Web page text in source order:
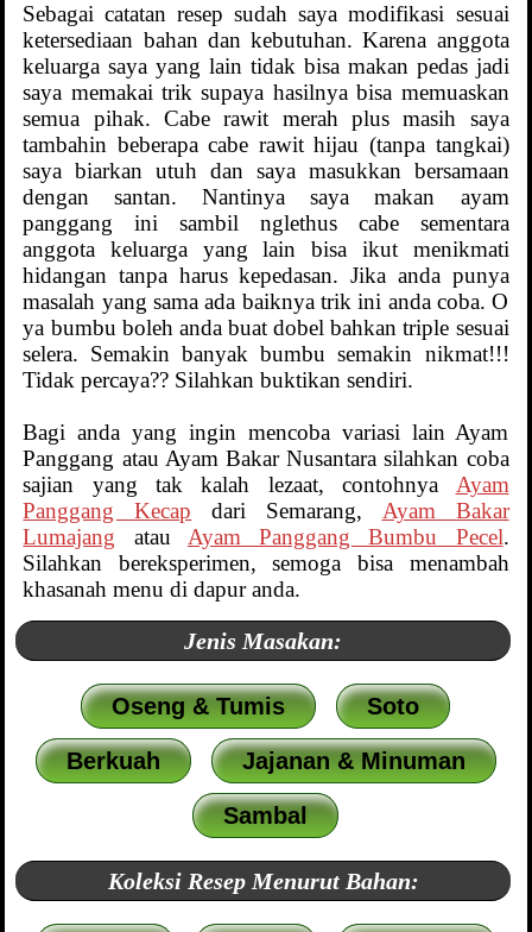
Sebagai catatan resep sudah saya modifikasi sesuai
ketersediaan bahan dan kebutuhan. Karena anggota
keluarga saya yang lain tidak bisa makan pedas jadi
saya memakai trik supaya hasilnya bisa memuaskan
semua pihak. Cabe rawit merah plus masih saya
tambahin beberapa cabe rawit hijau (tanpa tangkai)
saya biarkan utuh dan saya masukkan bersamaan
dengan santan. Nantinya saya makan ayam
panggang ini sambil nglethus cabe sementara
anggota keluarga yang lain bisa ikut menikmati
hidangan tanpa harus kepedasan. Jika anda punya
masalah yang sama ada baiknya trik ini anda coba. O
ya bumbu boleh anda buat dobel bahkan triple sesuai
selera. Semakin banyak bumbu semakin nikmat!!!
Tidak percaya?? Silahkan buktikan sendiri.
Bagi anda yang ingin mencoba variasi lain Ayam
Panggang atau Ayam Bakar Nusantara silahkan coba
sajian yang tak kalah lezaat, contohnya Ayam
Panggang Kecap dari Semarang, Ayam Bakar
Lumajang atau Ayam Panggang Bumbu Pecel.
Silahkan bereksperimen, semoga bisa menambah
khasanah menu di dapur anda.
Jenis Masakan:
Oseng & Tumis Soto
Berkuah Jajanan & Minuman
Sambal
Koleksi Resep Menurut Bahan: